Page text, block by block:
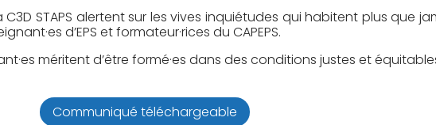
la C3D STAPS alertent sur les vives inquiétudes qui habitent plus que
d’EPS et formateur·rices du CAPEPS.
méritent d’être formé·es dans des conditions justes et
Communiqué téléchargeable